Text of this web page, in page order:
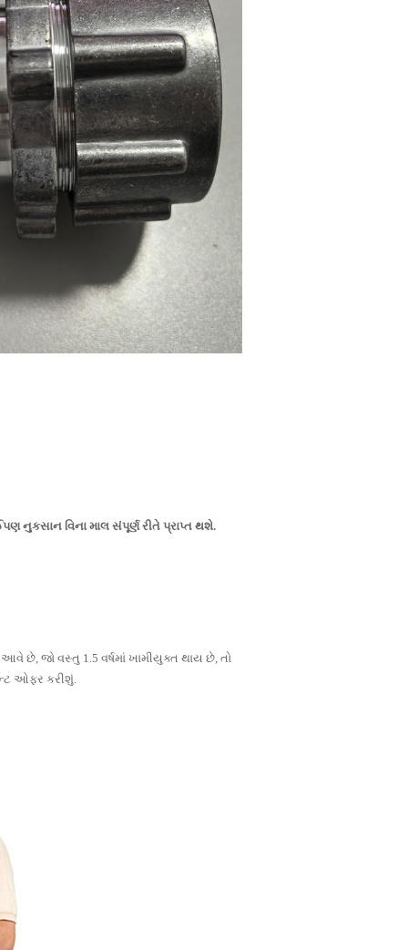
નુકસાન વિના માલ સંપૂર્ણ રીતે પ્રાપ્ત થશે.
આવે છે, જો વસ્તુ 1.5 વર્ષમાં ખામીયુક્ત થાય છે, તો
ઓફર કરીશું.